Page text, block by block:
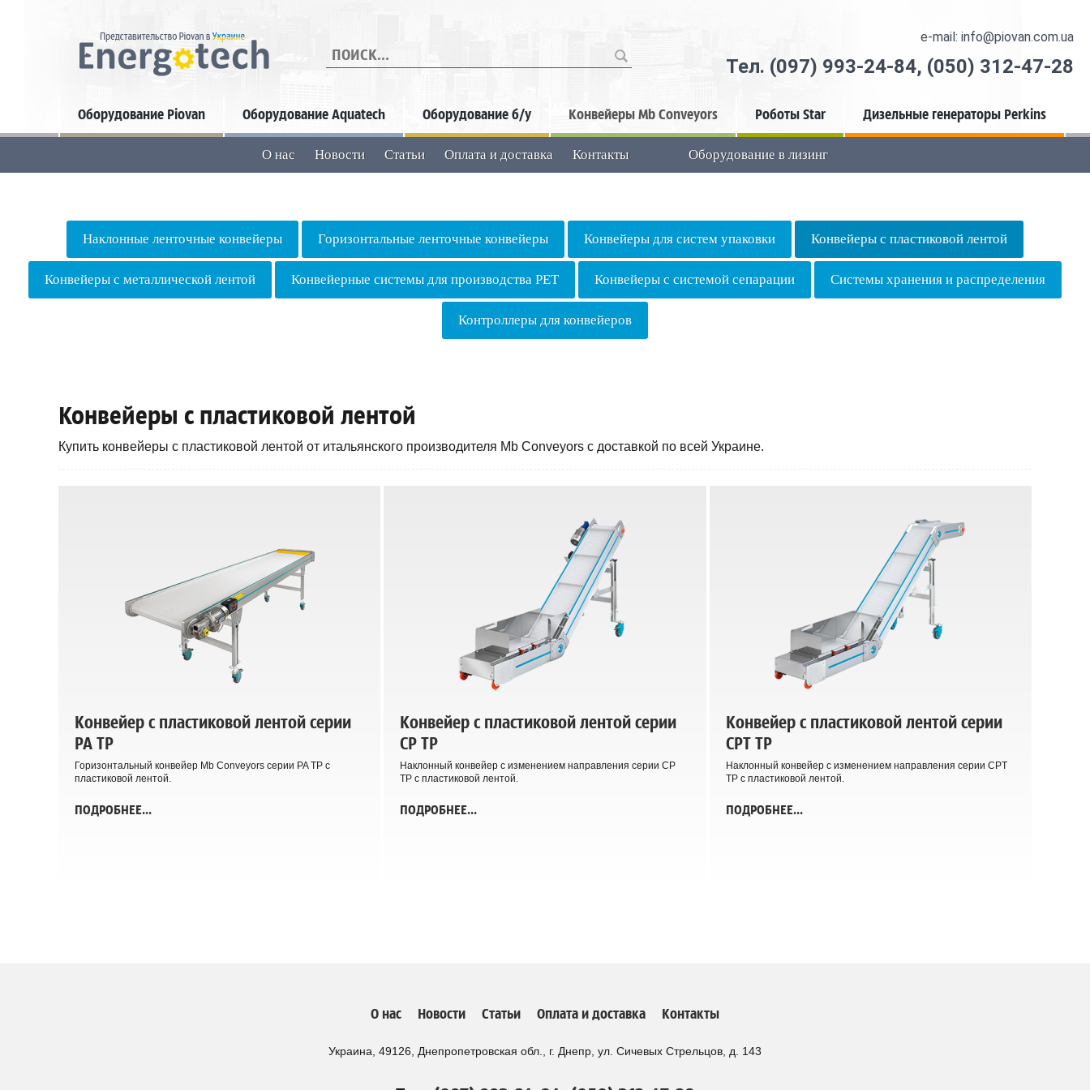
Искать...
e-mail: info@piovan.com.ua
Тел. (097) 993-24-84, (050) 312-47-28
Оборудование Piovan Оборудование Aquatech Оборудование б/у Конвейеры Mb Conveyors Роботы Star Дизельные генераторы Perkins
О нас Новости Статьи Оплата и доставка Контакты Оборудование в лизинг
Наклонные ленточные конвейеры Горизонтальные ленточные конвейеры Конвейеры для систем упаковки Конвейеры с пластиковой лентой
Конвейеры с металлической лентой Конвейерные системы для производства PET Конвейеры с системой сепарации Системы хранения и распределения
Контроллеры для конвейеров
Конвейеры с пластиковой лентой
Купить конвейеры с пластиковой лентой от итальянского производителя Mb Conveyors с доставкой по всей Украине.
Конвейер с пластиковой лентой серии
PA TP
Горизонтальный конвейер Mb Conveyors серии PA TP с
пластиковой лентой.
ПОДРОБНЕЕ...
Конвейер с пластиковой лентой серии
CP TP
Наклонный конвейер с изменением направления серии CP
TP с пластиковой лентой.
ПОДРОБНЕЕ...
Конвейер с пластиковой лентой серии
CPT TP
Наклонный конвейер с изменением направления серии CPT
TP с пластиковой лентой.
ПОДРОБНЕЕ...
О нас Новости Статьи Оплата и доставка Контакты
Украина, 49126, Днепропетровская обл., г. Днепр, ул. Сичевых Стрельцов, д. 143